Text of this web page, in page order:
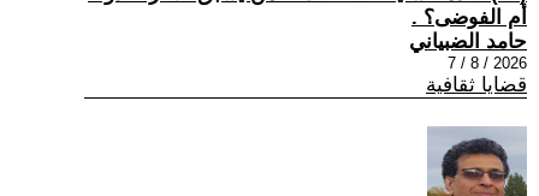
أم الفوضى؟ .
حامد الضبياني
2026 / 8 / 7
قضايا ثقافية